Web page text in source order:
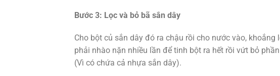
Bước 3: Lọc và bỏ bã sắn dây
Cho bột củ sắn dây đó ra chậu rồi cho nước vào,
phải nhào nặn nhiều lần để tinh bột ra hết rồi vứt bỏ
(Vì có chứa cả nhựa sắn dây).